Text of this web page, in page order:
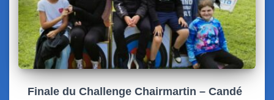
Finale du Challenge Chairmartin – Candé